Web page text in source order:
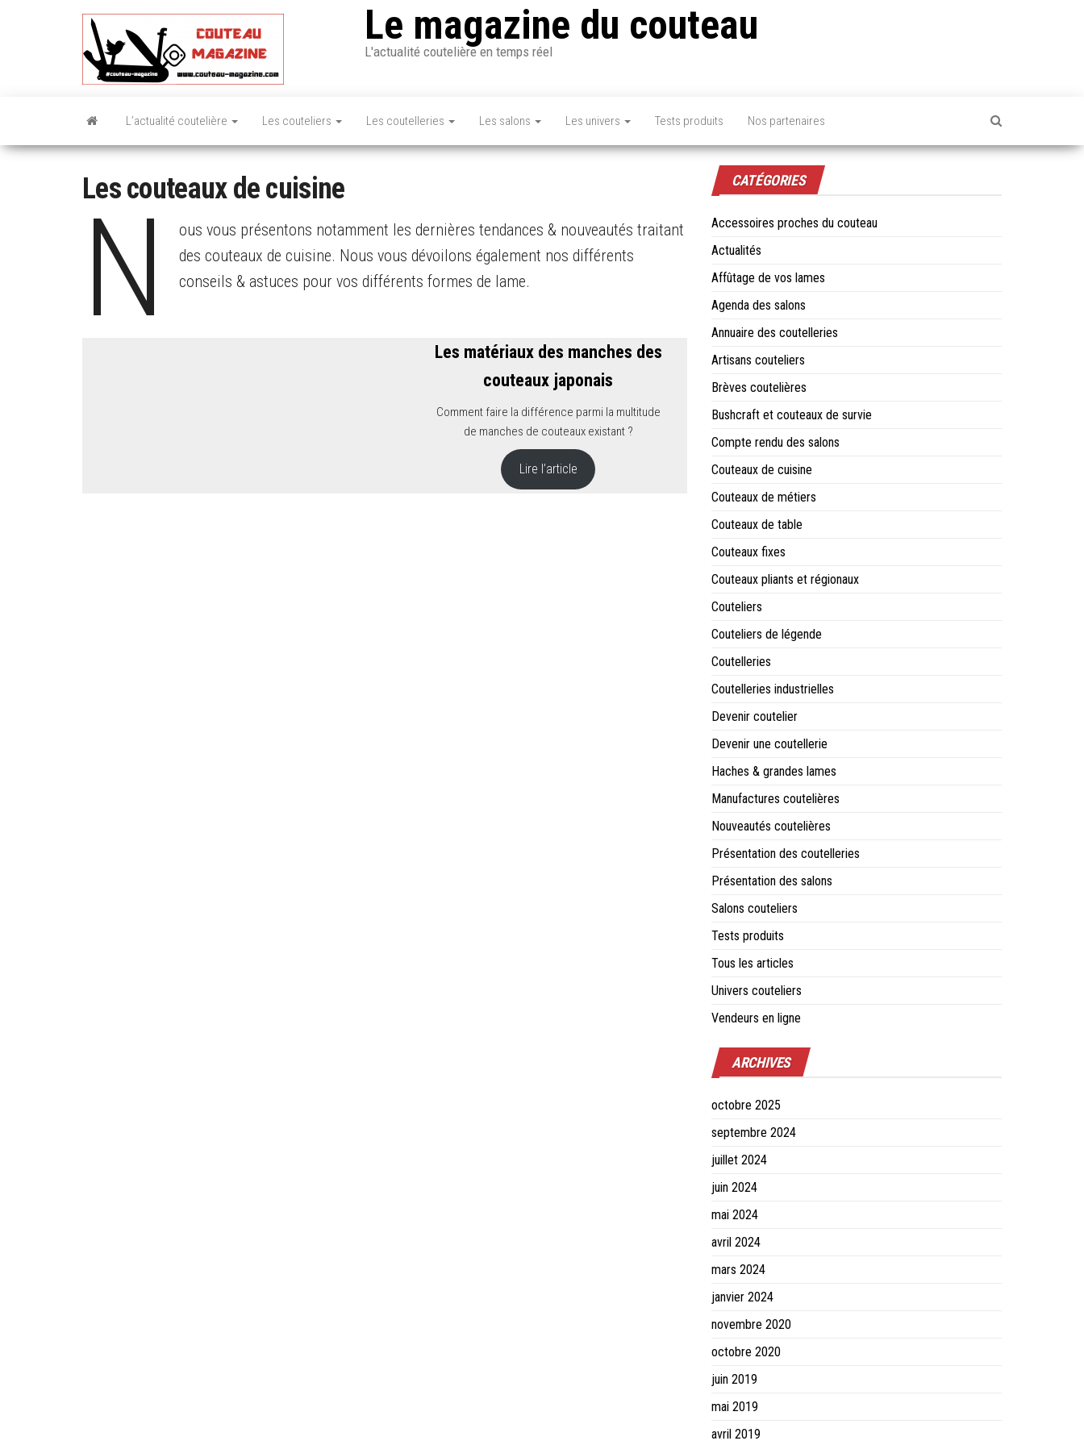
Le magazine du couteau
L'actualité coutelière en temps réel
L’actualité coutelière Les couteliers Les coutelleries Les salons Les univers Tests produits Nos partenaires
Les couteaux de cuisine
N
ous vous présentons notamment les dernières tendances & nouveautés traitant
des couteaux de cuisine. Nous vous dévoilons également nos différents
conseils & astuces pour vos différents formes de lame.
Les matériaux des manches des
couteaux japonais
Comment faire la différence parmi la multitude
de manches de couteaux existant ?
Lire l’article
CATÉGORIES
Accessoires proches du couteau
Actualités
Affûtage de vos lames
Agenda des salons
Annuaire des coutelleries
Artisans couteliers
Brèves coutelières
Bushcraft et couteaux de survie
Compte rendu des salons
Couteaux de cuisine
Couteaux de métiers
Couteaux de table
Couteaux fixes
Couteaux pliants et régionaux
Couteliers
Couteliers de légende
Coutelleries
Coutelleries industrielles
Devenir coutelier
Devenir une coutellerie
Haches & grandes lames
Manufactures coutelières
Nouveautés coutelières
Présentation des coutelleries
Présentation des salons
Salons couteliers
Tests produits
Tous les articles
Univers couteliers
Vendeurs en ligne
ARCHIVES
octobre 2025
septembre 2024
juillet 2024
juin 2024
mai 2024
avril 2024
mars 2024
janvier 2024
novembre 2020
octobre 2020
juin 2019
mai 2019
avril 2019